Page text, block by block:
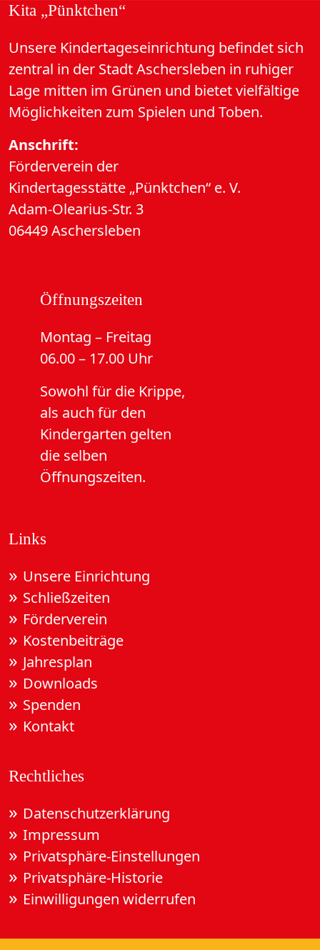
Kita „Pünktchen“
Unsere Kindertageseinrichtung befindet sich
zentral in der Stadt Aschersleben in ruhiger
Lage mitten im Grünen und bietet vielfältige
Möglichkeiten zum Spielen und Toben.
Anschrift:
Förderverein der
Kindertagesstätte „Pünktchen“ e. V.
Adam-Olearius-Str. 3
06449 Aschersleben
Öffnungszeiten
Montag – Freitag
06.00 – 17.00 Uhr
Sowohl für die Krippe,
als auch für den
Kindergarten gelten
die selben
Öffnungszeiten.
Links
Unsere Einrichtung
Schließzeiten
Förderverein
Kostenbeiträge
Jahresplan
Downloads
Spenden
Kontakt
Rechtliches
Datenschutzerklärung
Impressum
Privatsphäre-Einstellungen
Privatsphäre-Historie
Einwilligungen widerrufen